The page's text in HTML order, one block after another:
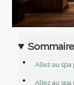
Sommaire
Allez au spa
Allez au spa